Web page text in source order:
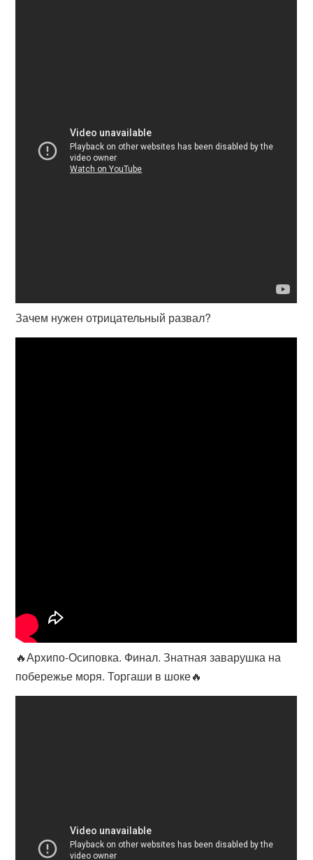
Зачем нужен отрицательный развал?
🔥Архипо-Осиповка. Финал. Знатная заварушка на
побережье моря. Торгаши в шоке🔥